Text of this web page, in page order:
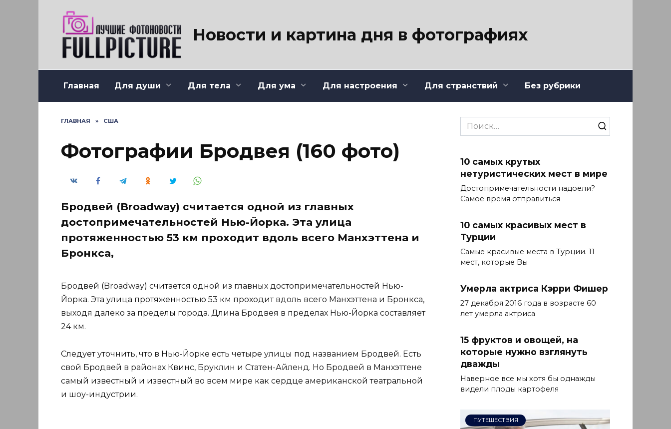
Новости и картина дня в фотографиях
Главная Для души Для тела Для ума Для настроения Для странствий Без рубрики
ГЛАВНАЯ » США
Фотографии Бродвея (160 фото)
Бродвей (Broadway) считается одной из главных
достопримечательностей Нью-Йорка. Эта улица
протяженностью 53 км проходит вдоль всего Манхэттена и
Бронкса,
Бродвей (Broadway) считается одной из главных достопримечательностей Нью-
Йорка. Эта улица протяженностью 53 км проходит вдоль всего Манхэттена и Бронкса,
выходя далеко за пределы города. Длина Бродвея в пределах Нью-Йорка составляет
24 км.
Следует уточнить, что в Нью-Йорке есть четыре улицы под названием Бродвей. Есть
свой Бродвей в районах Квинс, Бруклин и Статен-Айленд. Но Бродвей в Манхэттене
самый известный и известный во всем мире как сердце американской театральной
и шоу-индустрии.
Search
for:
10 самых крутых
нетуристических мест в мире
Достопримечательности надоели?
Самое время отправиться
10 самых красивых мест в
Турции
Самые красивые места в Турции. 11
мест, которые Вы
Умерла актриса Кэрри Фишер
27 декабря 2016 года в возрасте 60
лет умерла актриса
15 фруктов и овощей, на
которые нужно взглянуть
дважды
Наверное все мы хотя бы однажды
видели плоды картофеля
ПУТЕШЕСТВИЯ